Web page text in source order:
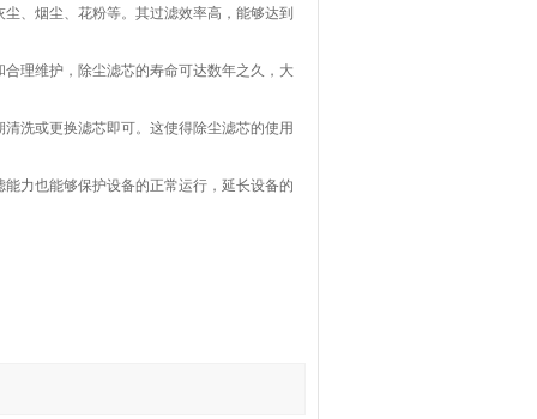
、烟尘、花粉等。其过滤效率高，能够达到
理维护，除尘滤芯的寿命可达数年之久，大
洗或更换滤芯即可。这使得除尘滤芯的使用
力也能够保护设备的正常运行，延长设备的